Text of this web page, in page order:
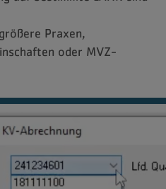
Praxen,
oder MVZ-